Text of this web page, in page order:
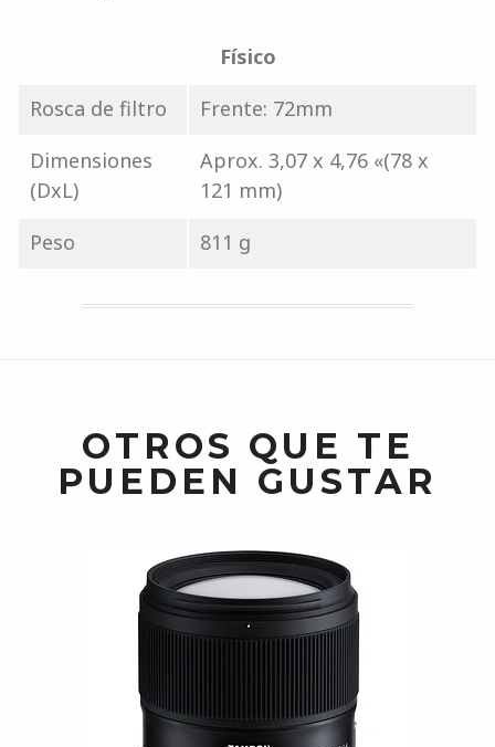
Físico
Rosca de filtro
Frente: 72mm
Dimensiones
(DxL)
Aprox. 3,07 x 4,76 «(78 x
121 mm)
Peso
811 g
OTROS QUE TE
PUEDEN GUSTAR